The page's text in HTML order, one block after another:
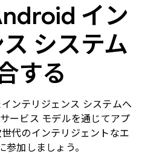
イン
システム
する
ンテリジェンス システムへ
ービス モデルを通じてアプ
代のインテリジェントなエ
参加しましょう。